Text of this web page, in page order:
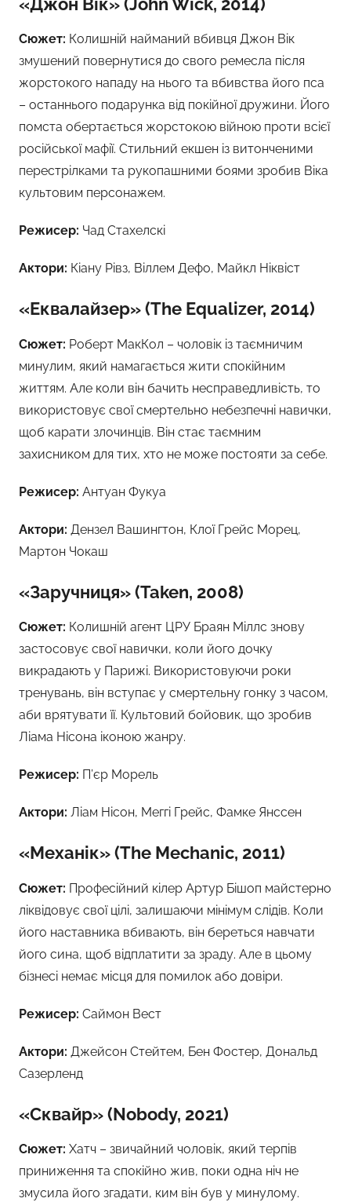
Сюжет: Колишній найманий вбивця Джон Вік
змушений повернутися до свого ремесла після
жорстокого нападу на нього та вбивства його пса
– останнього подарунка від покійної дружини. Його
помста обертається жорстокою війною проти всієї
російської мафії. Стильний екшен із витонченими
перестрілками та рукопашними боями зробив Віка
культовим персонажем.
Режисер: Чад Стахелскі
Актори: Кіану Рівз, Віллем Дефо, Майкл Ніквіст
«Еквалайзер» (The Equalizer, 2014)
Сюжет: Роберт МакКол – чоловік із таємничим
минулим, який намагається жити спокійним
життям. Але коли він бачить несправедливість, то
використовує свої смертельно небезпечні навички,
щоб карати злочинців. Він стає таємним
захисником для тих, хто не може постояти за себе.
Режисер: Антуан Фукуа
Актори: Дензел Вашингтон, Клої Грейс Морец,
Мартон Чокаш
«Заручниця» (Taken, 2008)
Сюжет: Колишній агент ЦРУ Браян Міллс знову
застосовує свої навички, коли його дочку
викрадають у Парижі. Використовуючи роки
тренувань, він вступає у смертельну гонку з часом,
аби врятувати її. Культовий бойовик, що зробив
Ліама Нісона іконою жанру.
Режисер: П’єр Морель
Актори: Ліам Нісон, Меггі Грейс, Фамке Янссен
«Механік» (The Mechanic, 2011)
Сюжет: Професійний кілер Артур Бішоп майстерно
ліквідовує свої цілі, залишаючи мінімум слідів. Коли
його наставника вбивають, він береться навчати
його сина, щоб відплатити за зраду. Але в цьому
бізнесі немає місця для помилок або довіри.
Режисер: Саймон Вест
Актори: Джейсон Стейтем, Бен Фостер, Дональд
Сазерленд
«Сквайр» (Nobody, 2021)
Сюжет: Хатч – звичайний чоловік, який терпів
приниження та спокійно жив, поки одна ніч не
змусила його згадати, ким він був у минулому.